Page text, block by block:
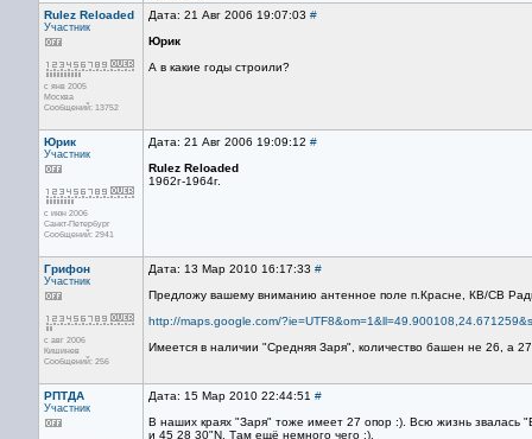
Rulez Reloaded
Участник
с янв 2005
Москва
Сообщений: 13752
Дата: 21 Авг 2006 19:07:03 #
Юрик
А в какие годы строили?
Юрик
Участник
с июн 2006
Санкт-Петербург
Сообщений: 2941
Дата: 21 Авг 2006 19:09:12 #
Rulez Reloaded
1962г-1964г.
Грифон
Участник
с авг 2006
Кишинев
Сообщений: 256
Дата: 13 Мар 2010 16:17:33 #
Предложу вашему вниманию антенное поле п.Красне, КВ/СВ
http://maps.google.com/
Имеется в наличии "Средняя Заря", количество башен не 26, а
РПТДА
Участник
Дата: 15 Мар 2010 22:44:51 #
В наших краях "Заря" тоже имеет 27 опор :). Всю жизнь
и 45 28 30"N. Там ещё немного чего :).